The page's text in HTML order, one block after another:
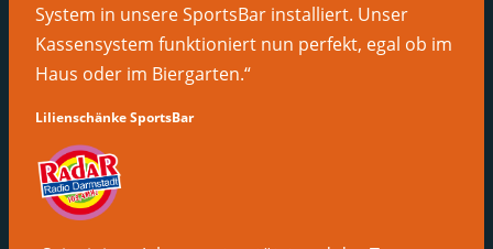
System in unsere SportsBar installiert. Unser
Kassensystem funktioniert nun perfekt, egal ob im
Haus oder im Biergarten.“
Lilienschänke SportsBar